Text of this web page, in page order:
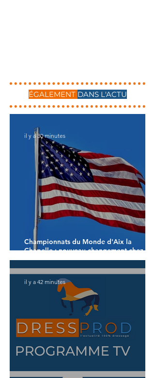
ÉGALEMENT DANS L'ACTU
Championnats du Monde d'Aix la
Chapelle : nouveau changement chez les
américains
il y a 30 minutes
il y a 42 minutes